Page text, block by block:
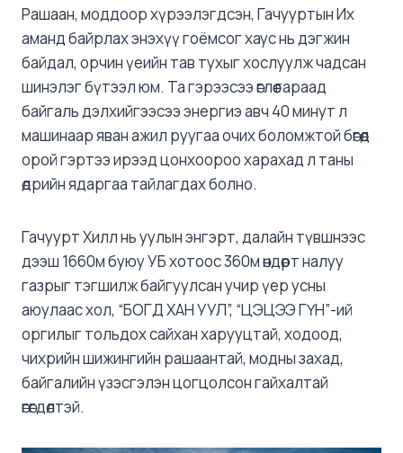
Рашаан, моддоор хүрээлэгдсэн, Гачууртын Их
аманд байрлах энэхүү гоёмсог хаус нь дэгжин
байдал, орчин үеийн тав тухыг хослуулж чадсан
шинэлэг бүтээл юм. Та гэрээсээ өглөө гараад
байгаль дэлхийгээсээ энергиэ авч 40 минут л
машинаар яван ажил руугаа очих боломжтой бөгөөд
орой гэртээ ирээд цонхоороо харахад л таны
өдрийн ядаргаа тайлагдах болно.
Гачуурт Хилл нь уулын энгэрт, далайн түвшнээс
дээш 1660м буюу УБ хотоос 360м өндөрт налуу
газрыг тэгшилж байгуулсан учир үер усны
аюулаас хол, “БОГД ХАН УУЛ”, “ЦЭЦЭЭ ГҮН”-ий
оргилыг тольдох сайхан харууцтай, ходоод,
чихрийн шижингийн рашаантай, модны захад,
байгалийн үзэсгэлэн цогцолсон гайхалтай
өгөгдөлтэй.